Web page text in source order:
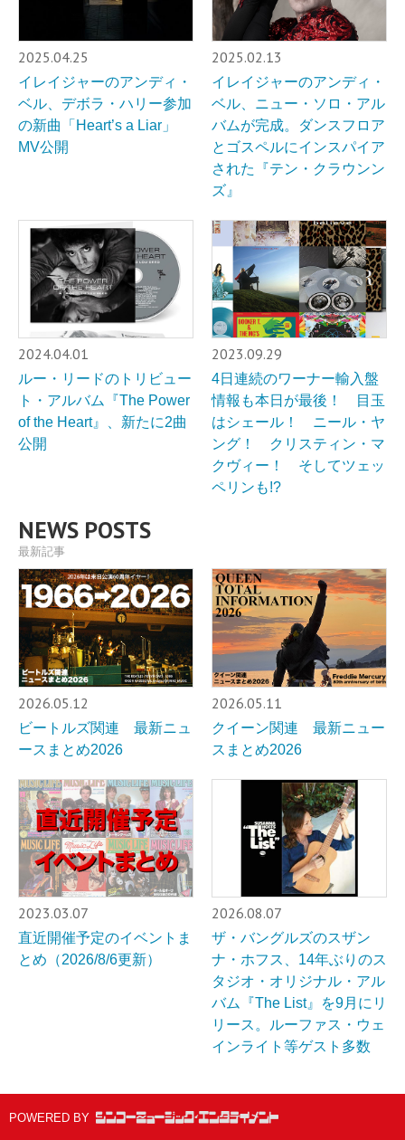
2025.04.25
イレイジャーのアンディ・
ベル、デボラ・ハリー参加
の新曲「Heart’s a Liar」
MV公開
2025.02.13
イレイジャーのアンディ・
ベル、ニュー・ソロ・アル
バムが完成。ダンスフロア
とゴスペルにインスパイア
された『テン・クラウンン
ズ』
2024.04.01
ルー・リードのトリビュー
ト・アルバム『The Power
of the Heart』、新たに2曲
公開
2023.09.29
4日連続のワーナー輸入盤
情報も本日が最後！ 目玉
はシェール！ ニール・ヤ
ング！ クリスティン・マ
クヴィー！ そしてツェッ
ペリンも!?
NEWS POSTS
最新記事
2026.05.12
ビートルズ関連 最新ニュ
ースまとめ2026
2026.05.11
クイーン関連 最新ニュー
スまとめ2026
2023.03.07
直近開催予定のイベントま
とめ（2026/8/6更新）
2026.08.07
ザ・バングルズのスザン
ナ・ホフス、14年ぶりのス
タジオ・オリジナル・アル
バム『The List』を9月にリ
リース。ルーファス・ウェ
インライト等ゲスト多数
POWERED BY